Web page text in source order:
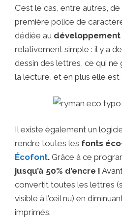
C’est le cas, entre autres, de
première police de
dédiée au
relativement simple : il y a
dessin des lettres, ce qui ne
la lecture, et en plus elle est
Il existe également un
rendre toutes les fonts
Écofont. Grâce à ce
jusqu’à 50% d’encre !
convertit toutes les lettres
visible à l’œil nu) en
imprimés.